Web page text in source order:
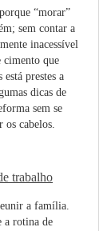
“morar”
sem contar a
inacessível
cimento que
prestes a
dicas de
sem se
os cabelos.
trabalho
a família.
a rotina de